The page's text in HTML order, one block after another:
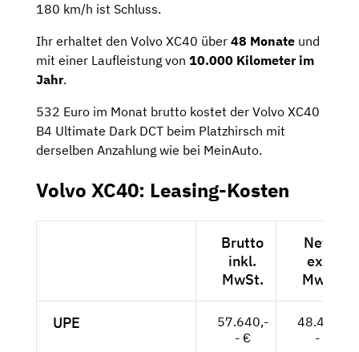
180 km/h ist Schluss.
Ihr erhaltet den Volvo XC40 über 48 Monate und
mit einer Laufleistung von 10.000 Kilometer im
Jahr.
532 Euro im Monat brutto kostet der Volvo XC40
B4 Ultimate Dark DCT beim Platzhirsch mit
derselben Anzahlung wie bei MeinAuto.
Volvo XC40: Leasing-Kosten
Brutto
inkl.
MwSt.
Netto
exkl.
MwSt.
UPE
57.640,-
- €
48.437,-
- €